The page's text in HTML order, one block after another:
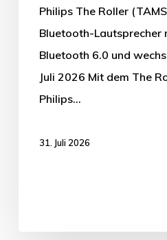
Philips The Roller
Bluetooth-Lautsprecher
Bluetooth 6.0 und
Juli 2026 Mit dem The
Philips…
31. Juli 2026